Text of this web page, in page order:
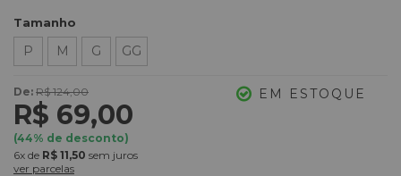
Tamanho
P M G GG
De: R$ 124,00
R$ 69,00
(44% de desconto)
6x de R$ 11,50 sem juros
ver parcelas
EM ESTOQUE